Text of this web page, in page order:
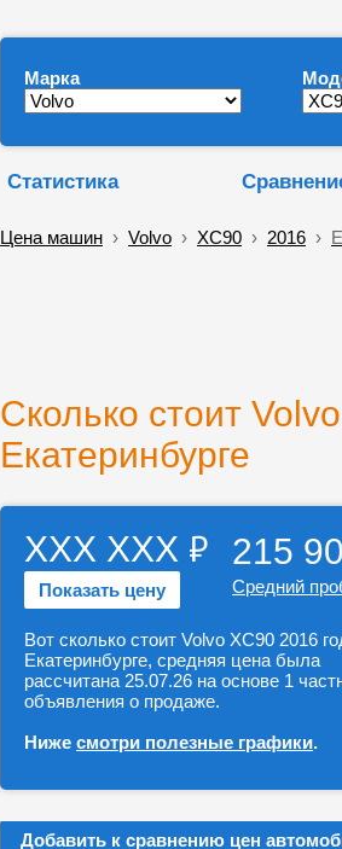
Марка
Статистика
Цена машин › Volvo › XC90 › 2016 ›
Сколько стоит
Екатеринбурге
ХХХ ХХХ ₽
Показать цену
215
Средний
Вот сколько стоит Volvo XC90 2016
Екатеринбурге, средняя цена была
рассчитана 25.07.26 на основе 1
объявления о продаже.
Ниже смотри полезные графики.
Добавить к сравнению цен